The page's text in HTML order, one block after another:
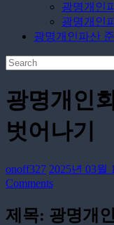
담
신
청
광명개인
광명개인
광명개인파산
광명개인
벗어나기
onoff327 2025년 03월
Comments
제목: 광명개